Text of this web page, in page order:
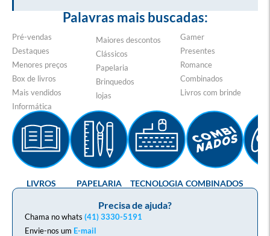
Palavras mais buscadas:
Pré-vendas
Destaques
Menores preços
Box de livros
Mais vendidos
Informática
Maiores descontos
Clássicos
Papelaria
Brinquedos
lojas
Gamer
Presentes
Romance
Combinados
Livros com brinde
Precisa de ajuda?
Chama no whats (41) 3330-5191
Envie-nos um E-mail
LIVROS PAPELARIA TECNOLOGIA COMBINADOS